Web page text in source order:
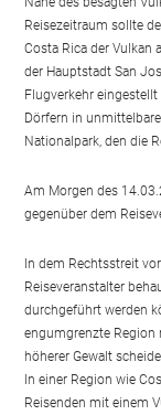
Reisezeitraum sollte
Costa Rica der Vulkan
der Hauptstadt San
Flugverkehr
Dörfern in
Nationalpark, den die
Am Morgen des
gegenüber dem
In dem Rechtsstreit
Reiseveranstalter
durchgeführt werden
engumgrenzte Region
höherer Gewalt
In einer Region wie
Reisenden mit einem